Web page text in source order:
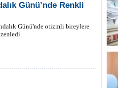
Günü’nde Renkli
Günü'nde otizmli bireylere